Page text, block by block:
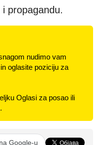
propagandu.
nudimo vam
oglasite poziciju za
Oglasi za posao ili
Google-u